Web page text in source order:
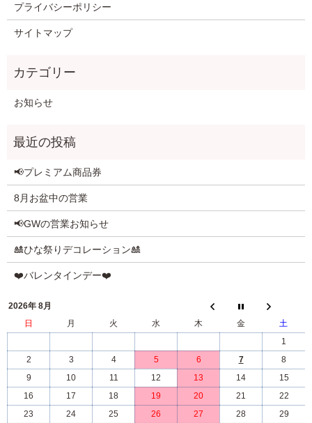
プライバシーポリシー
サイトマップ
お知らせ
📢プレミアム商品券
8月お盆中の営業
📢GWの営業お知らせ
🎎ひな祭りデコレーション🎎
❤️バレンタインデー❤️
2026年 8月
日
月 火 水 木 金
土
1
2
3 4 5 6 7
8
9
10 11 12 13 14
15
16
17 18 19 20 21
22
23
24 25 26 27 28
29